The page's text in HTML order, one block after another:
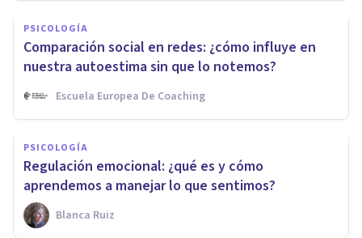
PSICOLOGÍA
Comparación social en redes: ¿cómo influye en
nuestra autoestima sin que lo notemos?
Escuela Europea De Coaching
PSICOLOGÍA
Regulación emocional: ¿qué es y cómo
aprendemos a manejar lo que sentimos?
Blanca Ruiz